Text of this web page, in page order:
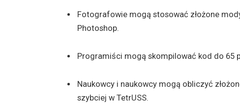
Fotografowie mogą stosować złożone
Photoshop.
Programiści mogą skompilować kod do 65
Naukowcy i naukowcy mogą obliczyć
szybciej w TetrUSS.